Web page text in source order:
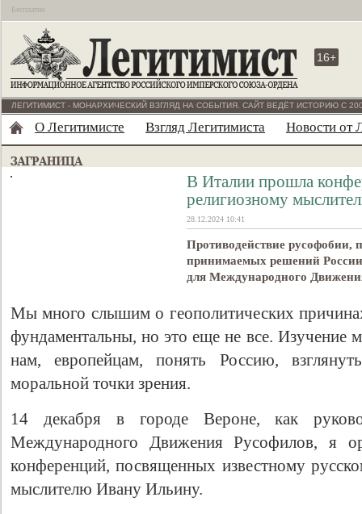
Бесплатно
16+
ЛЕГИТИМИСТ - МОНАРХИЧЕСКИЙ ВЗГЛЯД НА СОБЫТИЯ. САЙТ ВЕДЁТ ИСТОРИЮ С
О Легитимисте Взгляд Легитимиста Новости от
В Италии прошла
религиозному
28.12.2024 10:41
Противодействие русофобии,
принимаемых решений
для Международного
Мы много слышим о геополитических
фундаментальны, но это еще не все. Изучение
нам, европейцам, понять Россию,
моральной точки зрения.
14 декабря в городе Вероне, как
Международного Движения Русофилов, я
конференций, посвященных известному
мыслителю Ивану Ильину.